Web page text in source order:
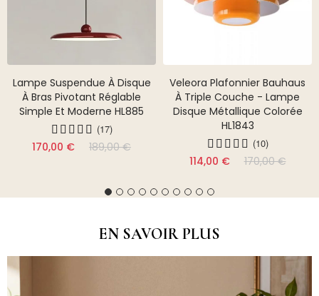
Lampe Suspendue À Disque
À Bras Pivotant Réglable
Simple Et Moderne HL885
(17)
170,00 € 189,00 €
Veleora Plafonnier Bauhaus
À Triple Couche - Lampe
Disque Métallique Colorée
HL1843
(10)
114,00 € 170,00 €
EN SAVOIR PLUS